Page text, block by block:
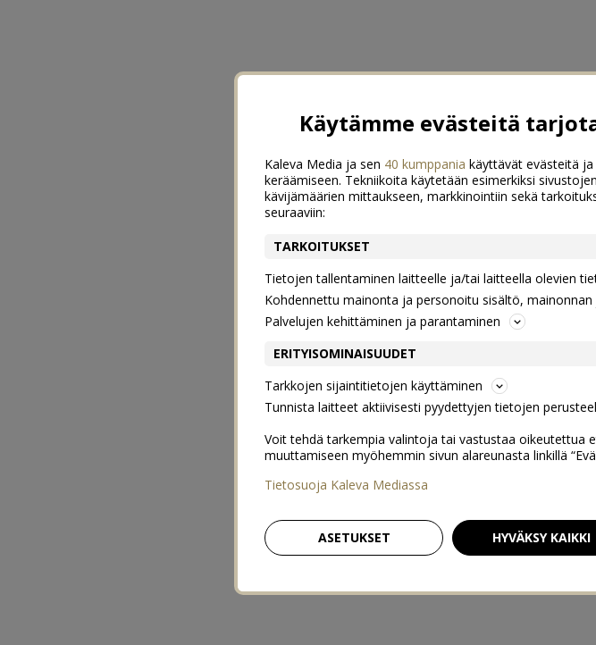
Käytämme evästeitä
Kaleva Media ja sen 40 kumppania käyttävät evästeitä
keräämiseen. Tekniikoita käytetään esimerkiksi
kävijämäärien mittaukseen, markkinointiin sekä
seuraaviin:
TARKOITUKSET
Tietojen tallentaminen laitteelle ja/tai laitteella olevien
Kohdennettu mainonta ja personoitu sisältö,
Palvelujen kehittäminen ja parantaminen
ERITYISOMINAISUUDET
Tarkkojen sijaintitietojen käyttäminen
Tunnista laitteet aktiivisesti pyydettyjen tietojen
Voit tehdä tarkempia valintoja tai vastustaa oikeutettua
muuttamiseen myöhemmin sivun alareunasta linkillä
Tietosuoja Kaleva Mediassa
ASETUKSET HYVÄKSY KAIKKI